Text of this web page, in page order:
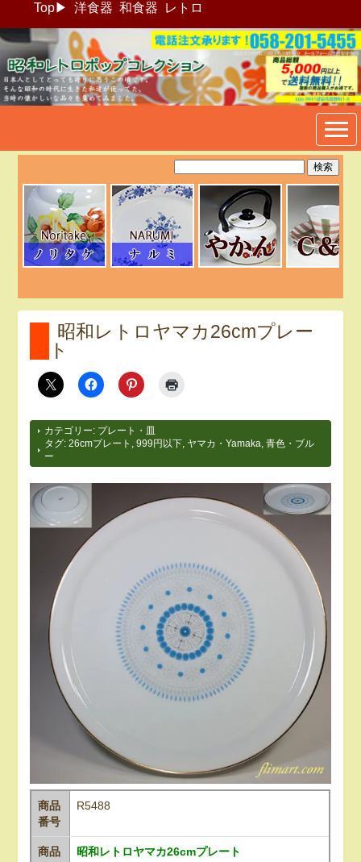
Top▶ 洋食器 和食器 レトロ
昭和レトロポップ食器生活雑
貨通販＠フリマート
昭和レトロヤマカ26cmプレー
ト
カテゴリー: プレート・皿
タグ:26cmプレート ,999円以下 ヤマカ・Yamaka ,青色・ブル
ー
商品
番号
R5488
商品
昭和レトロヤマカ26cmプレート